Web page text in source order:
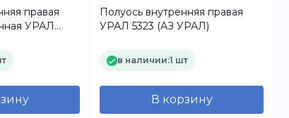
правая
УРАЛ
Полуось внутренняя правая
УРАЛ 5323 (АЗ УРАЛ)
в наличии:1 шт
В корзину